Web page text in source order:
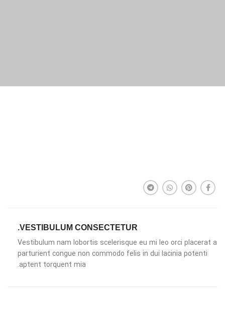
VESTIBULUM CONSECTETUR.
Vestibulum nam lobortis scelerisque eu mi leo orci placerat a
parturient congue non commodo felis in dui lacinia potenti
aptent torquent mia.